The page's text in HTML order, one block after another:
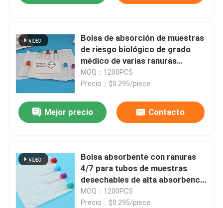
Bolsa de absorción de muestras
de riesgo biológico de grado
médico de varias ranuras
desechable 4 y 7 bolsillo con
ranuras para tubos de
MOQ：1200PCS
Precio：$0.295/piece
Mejor precio Contacto
Bolsa absorbente con ranuras
4/7 para tubos de muestras
desechables de alta absorbencia
Serie AI650 para transporte
seguro de biohazard en
MOQ：1200PCS
Precio：$0.295/piece